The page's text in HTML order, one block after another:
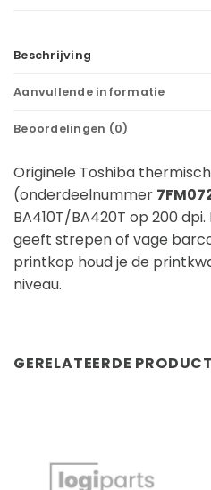
Beschrijving
Aanvullende informatie
Beoordelingen (0)
Originele Toshiba
(onderdeelnummer
BA410T/BA420T op 200
geeft strepen of vage
printkop houd je de
niveau.
GERELATEERDE